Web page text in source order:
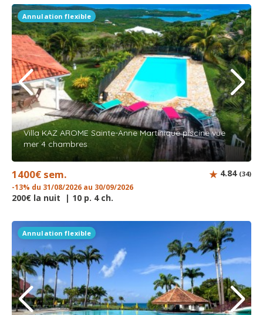
Annulation flexible
Villa KAZ AROME Sainte-Anne Martinique piscine vue
mer 4 chambres
1400€ sem.
-13% du 31/08/2026 au 30/09/2026
200€ la nuit | 10 p. 4 ch.
4.84 (34)
Annulation flexible